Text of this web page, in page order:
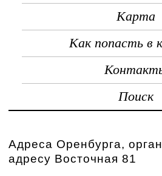
Карта
Как попасть в
Поиск
Адреса Оренбурга,
адресу Восточная 81